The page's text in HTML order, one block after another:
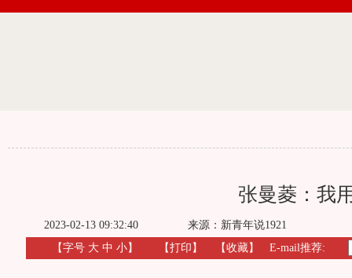
张曼菱：我
2023-02-13 09:32:40
来源：新青年说1921
【字号 大 中 小】 【打印 】 【收藏】 E-mail推荐: